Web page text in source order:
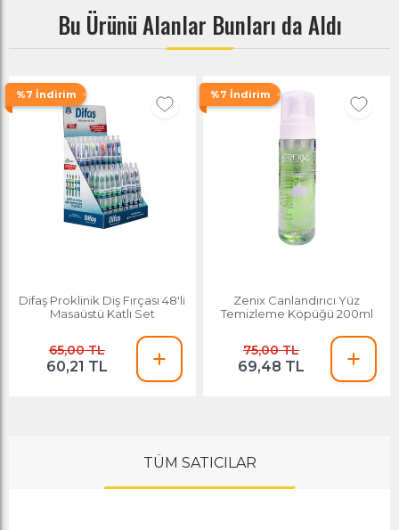
Bu Ürünü Alanlar Bunları da Aldı
%7 İndirim
Difaş Proklinik Diş Fırçası 48'li
Masaüstü Katlı Set
65,00 TL
60,21 TL
%7 İndirim
Zenix Canlandırıcı Yüz
Temizleme Köpüğü 200ml
75,00 TL
69,48 TL
TÜM SATICILAR